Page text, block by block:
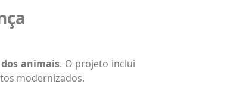
animais. O projeto inclui
modernizados.